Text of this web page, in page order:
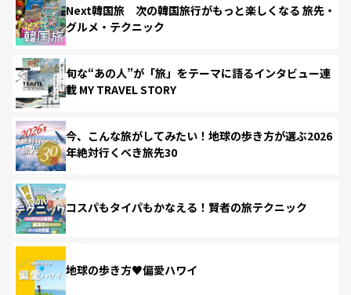
Next韓国旅 次の韓国旅行がもっと楽しくなる 旅先・
グルメ・テクニック
旬な“あの人”が「旅」をテーマに語るインタビュー連
載 MY TRAVEL STORY
今、こんな旅がしてみたい！地球の歩き方が選ぶ2026
年絶対行くべき旅先30
コスパもタイパもかなえる！賢者の旅テクニック
地球の歩き方♥偏愛ハワイ